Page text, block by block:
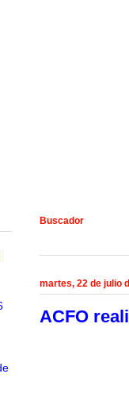
Buscador
martes, 22 de julio
ACFO